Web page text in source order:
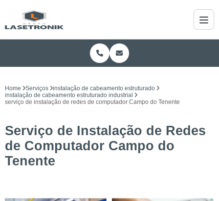
Home Serviços
instalação de cabeamento estruturado
instalação de cabeamento estruturado industrial
serviço de instalação de redes de computador Campo do Tenente
Serviço de Instalação de Redes
de Computador Campo do
Tenente